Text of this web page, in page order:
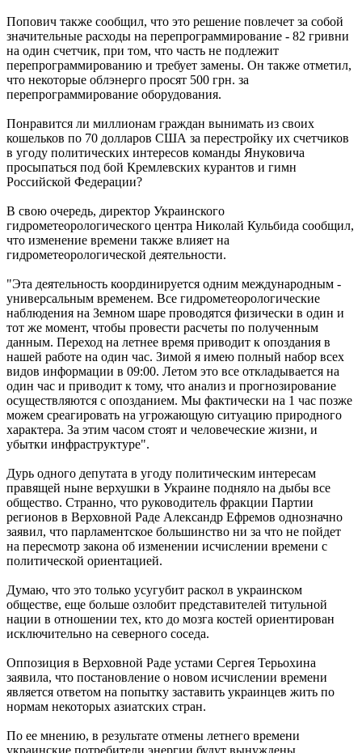
Попович также сообщил, что это решение повлечет за собой
значительные расходы на перепрограммирование - 82 гривни
на один счетчик, при том, что часть не подлежит
перепрограммированию и требует замены. Он также отметил,
что некоторые облэнерго просят 500 грн. за
перепрограммирование оборудования.
Понравится ли миллионам граждан вынимать из своих
кошельков по 70 долларов США за перестройку их счетчиков
в угоду политических интересов команды Януковича
просыпаться под бой Кремлевских курантов и гимн
Российской Федерации?
В свою очередь, директор Украинского
гидрометеорологического центра Николай Кульбида сообщил,
что изменение времени также влияет на
гидрометеорологической деятельности.
"Эта деятельность координируется одним международным -
универсальным временем. Все гидрометеорологические
наблюдения на Земном шаре проводятся физически в один и
тот же момент, чтобы провести расчеты по полученным
данным. Переход на летнее время приводит к опоздания в
нашей работе на один час. Зимой я имею полный набор всех
видов информации в 09:00. Летом это все откладывается на
один час и приводит к тому, что анализ и прогнозирование
осуществляются с опозданием. Мы фактически на 1 час позже
можем среагировать на угрожающую ситуацию природного
характера. За этим часом стоят и человеческие жизни, и
убытки инфраструктуре".
Дурь одного депутата в угоду политическим интересам
правящей ныне верхушки в Украине подняло на дыбы все
общество. Странно, что руководитель фракции Партии
регионов в Верховной Раде Александр Ефремов однозначно
заявил, что парламентское большинство ни за что не пойдет
на пересмотр закона об изменении исчислении времени с
политической ориентацией.
Думаю, что это только усугубит раскол в украинском
обществе, еще больше озлобит представителей титульной
нации в отношении тех, кто до мозга костей ориентирован
исключительно на северного соседа.
Оппозиция в Верховной Раде устами Сергея Терьохина
заявила, что постановление о новом исчислении времени
является ответом на попытку заставить украинцев жить по
нормам некоторых азиатских стран.
По ее мнению, в результате отмены летнего времени
украинские потребители энергии будут вынуждены